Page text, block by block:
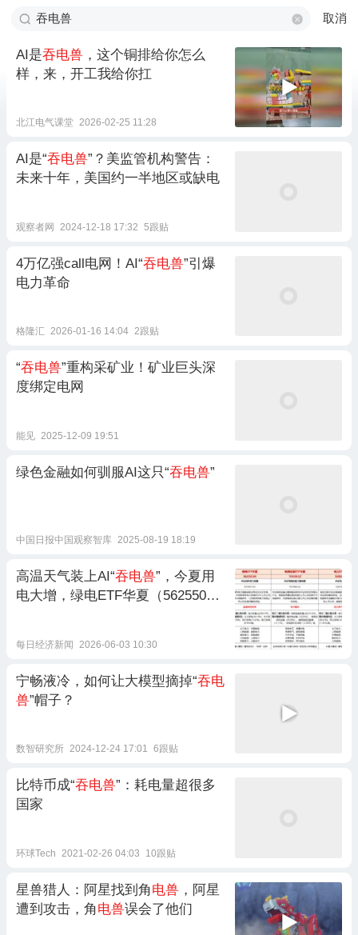
取消
AI是吞电兽 ，这个铜排给你怎么
样，来，开工我给你扛
北江电气课堂 2026-02-25 11:28
AI是“吞电兽”？美监管机构警告：
未来十年，美国约一半地区或缺电
观察者网 2024-12-18 17:32 5跟贴
4万亿强call电网！AI“吞电兽”引爆
电力革命
格隆汇 2026-01-16 14:04 2跟贴
“吞电兽”重构采矿业！矿业巨头深
度绑定电网
能见 2025-12-09 19:51
绿色金融如何驯服AI这只“吞电兽”
中国日报中国观察智库 2025-08-19 18:19
高温天气装上AI“吞电兽”，今夏用
电大增，绿电ETF华夏（562550）
每日经济新闻 2026-06-03 10:30
宁畅液冷，如何让大模型摘掉“吞电
兽”帽子？
数智研究所 2024-12-24 17:01 6跟贴
比特币成“吞电兽”：耗电量超很多
国家
环球Tech 2021-02-26 04:03 10跟贴
星兽猎人：阿星找到角电兽 ，阿星
遭到攻击，角电兽误会了他们